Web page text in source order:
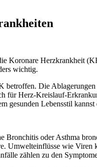
Koronare Herzkrankheit
wichtig.
Die
für Herz-Kreislauf-
gesunden Lebensstil
Bronchitis oder Asthma
Umwelteinflüsse wie Viren
zählen zu den